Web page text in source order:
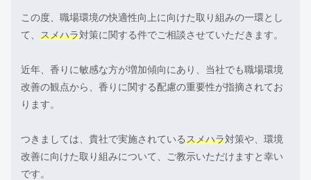
この度、職場環境の快適性向上に向けた取り組みの一環とし
て、 スメハラ対策に関する件でご相談させていただきます。
近年、香りに敏感な方が増加傾向にあり、当社でも職場環境
改善の観点から、香りに関する配慮の重要性が指摘されてお
ります。
つきましては、貴社で実施されているスメハラ対策や、環境
改善に向けた取り組みについて、ご教示いただけますと幸い
です。